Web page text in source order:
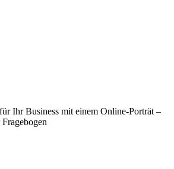
Ihr Business mit einem Online-Porträt –